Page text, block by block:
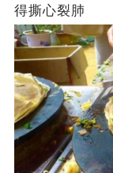
得撕心裂肺